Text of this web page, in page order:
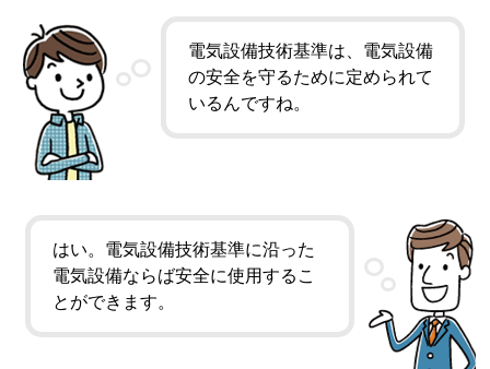
電気設備技術基準は、電気設備
の安全を守るために定められて
いるんですね。
はい。電気設備技術基準に沿った
電気設備ならば安全に使用するこ
とができます。